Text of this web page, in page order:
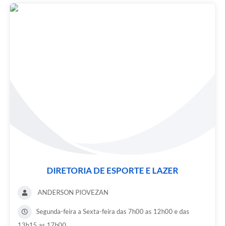
DIRETORIA DE ESPORTE E LAZER
ANDERSON PIOVEZAN
Segunda-feira a Sexta-feira das 7h00 as 12h00 e das